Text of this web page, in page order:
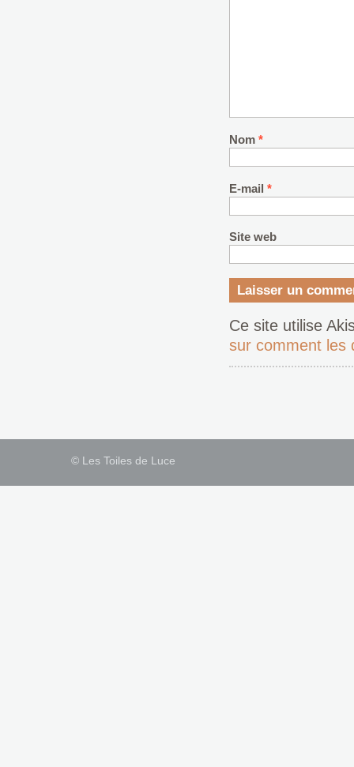
Nom *
E-mail *
Site web
Ce site utilise
sur comment les
© Les Toiles de Luce